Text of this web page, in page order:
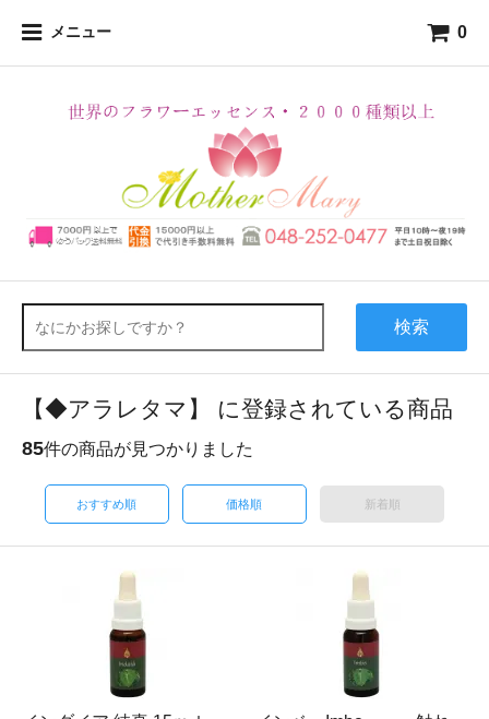
メニュー 0
検索
【◆アラレタマ】 に登録されている商品
85件の商品が見つかりました
おすすめ順 価格順 新着順